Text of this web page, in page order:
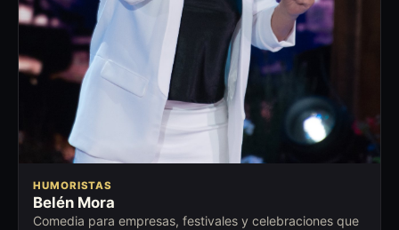
HUMORISTAS
Belén Mora
Comedia para empresas, festivales y celebraciones que